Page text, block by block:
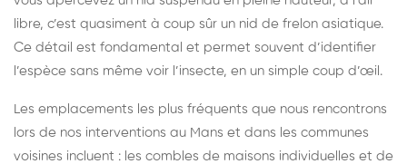
libre, c’est quasiment à coup sûr un nid de frelon asiatique.
Ce détail est fondamental et permet souvent d’identifier
l’espèce sans même voir l’insecte, en un simple coup d’œil.
Les emplacements les plus fréquents que nous rencontrons
lors de nos interventions au Mans et dans les communes
voisines incluent : les combles de maisons individuelles et de